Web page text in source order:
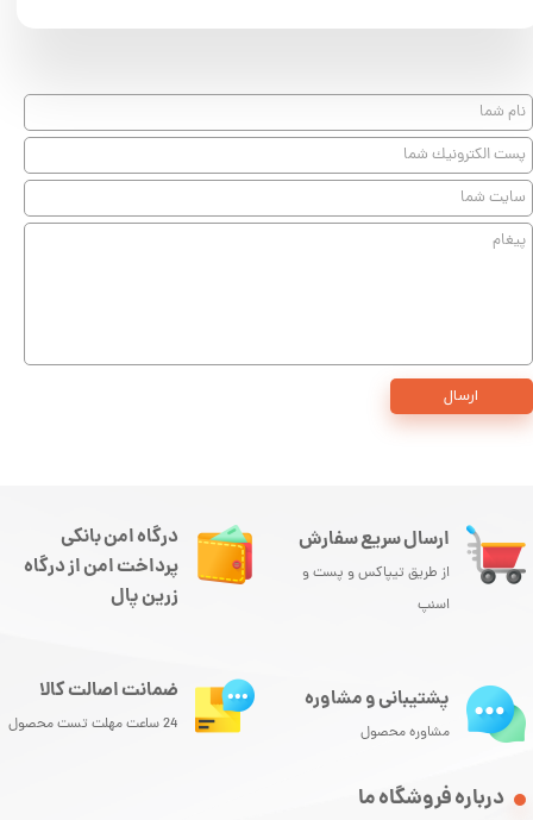
ارسال
ارسال سریع سفارش
از طریق تیپاکس و پست و
اسنپ
درباره فروشگاه ما
درگاه امن بانکی
پرداخت امن از درگاه
زرین پال
پشتیبانی و مشاوره
مشاوره محصول
ضمانت اصالت کالا
24 ساعت مهلت تست محصول